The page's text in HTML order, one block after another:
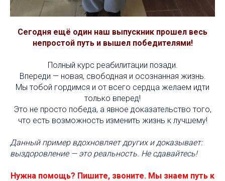
Сегодня ещё один наш выпускник прошел весь
непростой путь и вышел победителями!
Полный курс реабилитации позади.
Впереди — новая, свободная и осознанная жизнь.
Мы тобой гордимся и от всего сердца желаем идти
только вперед!
Это не просто победа, а явное доказательство того,
что есть возможность изменить жизнь к лучшему!
Данный пример вдохновляет других и доказывает:
выздоровление — это реальность. Не сдавайтесь!
Нужна помощь? Пишите, звоните. Мы знаем путь к